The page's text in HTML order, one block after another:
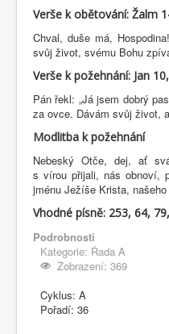
Verše k obětování: Žalm
Chval, duše má,
svůj život, svému Bohu
Verše k požehnání: Jan
Pán řekl: „Já jsem dobrý
za ovce. Dávám svůj život,
Modlitba k požehnání
Nebeský Otče, dej, ať
s vírou přijali, nás obnoví,
jménu Ježíše Krista,
Vhodné písně: 253, 64,
Podrobnosti
Kategorie: Řada A
Zobrazení: 369
Cyklus: A
Pořadí: 36